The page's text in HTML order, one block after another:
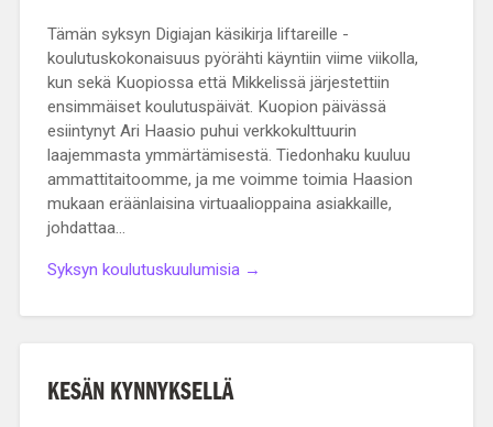
Tämän syksyn Digiajan käsikirja liftareille -
koulutuskokonaisuus pyörähti käyntiin viime viikolla,
kun sekä Kuopiossa että Mikkelissä järjestettiin
ensimmäiset koulutuspäivät. Kuopion päivässä
esiintynyt Ari Haasio puhui verkkokulttuurin
laajemmasta ymmärtämisestä. Tiedonhaku kuuluu
ammattitaitoomme, ja me voimme toimia Haasion
mukaan eräänlaisina virtuaalioppaina asiakkaille,
johdattaa…
Syksyn koulutuskuulumisia →
KESÄN KYNNYKSELLÄ